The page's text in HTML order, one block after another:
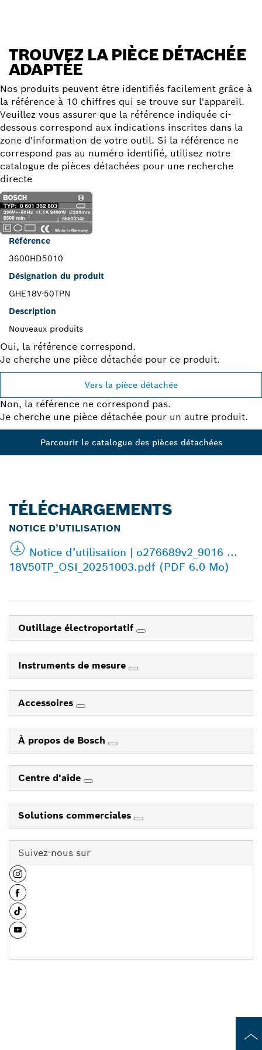
TROUVEZ LA PIÈCE DÉTACHÉE
ADAPTÉE
Nos produits peuvent être identifiés facilement grâce à
la référence à 10 chiffres qui se trouve sur l'appareil.
Veuillez vous assurer que la référence indiquée ci-
dessous correspond aux indications inscrites dans la
zone d'information de votre outil. Si la référence ne
correspond pas au numéro identifié, utilisez notre
catalogue de pièces détachées pour une recherche
directe
Référence
3600HD5010
Désignation du produit
GHE18V-50TPN
Description
Nouveaux produits
Oui, la référence correspond.
Je cherche une pièce détachée pour ce produit.
Vers la pièce détachée
Non, la référence ne correspond pas.
Je cherche une pièce détachée pour un autre produit.
Parcourir le catalogue des pièces détachées
TÉLÉCHARGEMENTS
NOTICE D’UTILISATION
Notice d’utilisation | o276689v2_9016 ...
18V50TP_OSI_20251003.pdf (PDF 6.0 Mo)
Outillage électroportatif
Instruments de mesure
Accessoires
À propos de Bosch
Centre d'aide
Solutions commerciales
Suivez-nous sur